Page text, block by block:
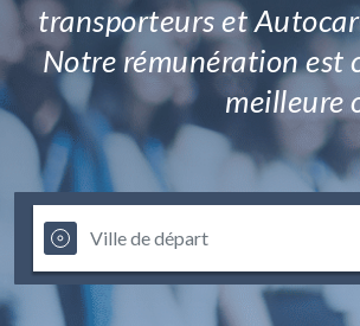
transporteurs et
Notre rémunération est
meilleure